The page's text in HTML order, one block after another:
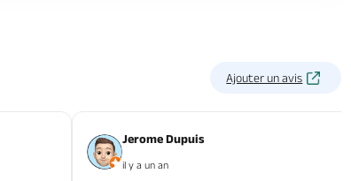
Ajouter un avis
Jerome Dupuis
il y a un an